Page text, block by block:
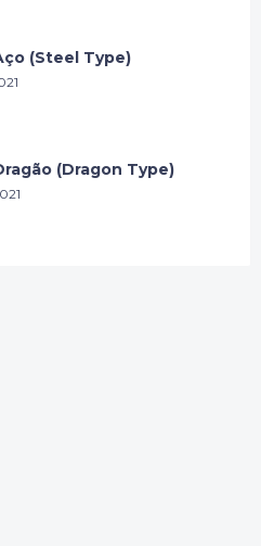
(Steel Type)
(Dragon Type)